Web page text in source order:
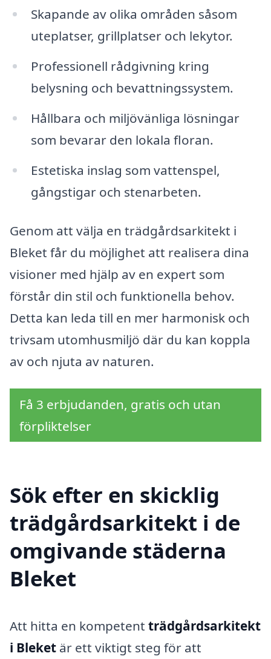
Skapande av olika områden såsom
uteplatser, grillplatser och lekytor.
Professionell rådgivning kring
belysning och bevattningssystem.
Hållbara och miljövänliga lösningar
som bevarar den lokala floran.
Estetiska inslag som vattenspel,
gångstigar och stenarbeten.
Genom att välja en trädgårdsarkitekt i
Bleket får du möjlighet att realisera dina
visioner med hjälp av en expert som
förstår din stil och funktionella behov.
Detta kan leda till en mer harmonisk och
trivsam utomhusmiljö där du kan koppla
av och njuta av naturen.
Få 3 erbjudanden, gratis och utan
förpliktelser
Sök efter en skicklig
trädgårdsarkitekt i de
omgivande städerna
Bleket
Att hitta en kompetent trädgårdsarkitekt
i Bleket är ett viktigt steg för att